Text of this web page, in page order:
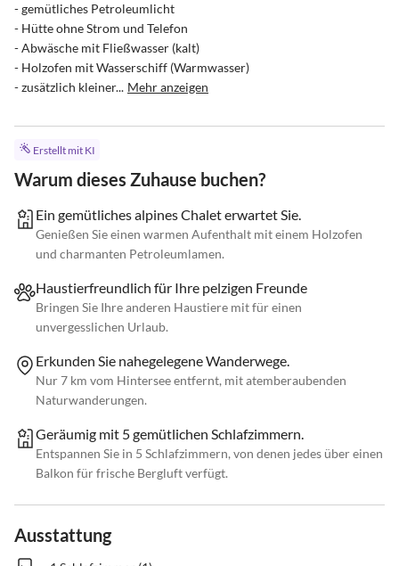
- gemütliches Petroleumlicht
- Hütte ohne Strom und Telefon
- Abwäsche mit Fließwasser (kalt)
- Holzofen mit Wasserschiff (Warmwasser)
- zusätzlich kleiner... Mehr anzeigen
Erstellt mit KI
Warum dieses Zuhause buchen?
Ein gemütliches alpines Chalet erwartet Sie.
Genießen Sie einen warmen Aufenthalt mit einem Holzofen
und charmanten Petroleumlamen.
Haustierfreundlich für Ihre pelzigen Freunde
Bringen Sie Ihre anderen Haustiere mit für einen
unvergesslichen Urlaub.
Erkunden Sie nahegelegene Wanderwege.
Nur 7 km vom Hintersee entfernt, mit atemberaubenden
Naturwanderungen.
Geräumig mit 5 gemütlichen Schlafzimmern.
Entspannen Sie in 5 Schlafzimmern, von denen jedes über einen
Balkon für frische Bergluft verfügt.
Ausstattung